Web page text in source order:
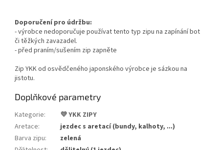
Doporučení pro údržbu:
- výrobce nedoporučuje používat tento typ zipu na zapínání bot
či těžkých zavazadel.
- před praním/sušením zip zapněte
Zip YKK od osvědčeného japonského výrobce je sázkou na
jistotu.
Doplňkové parametry
Kategorie:
💜 YKK ZIPY
Aretace:
jezdec s aretací (bundy, kalhoty, ...)
Barva zipu:
zelená